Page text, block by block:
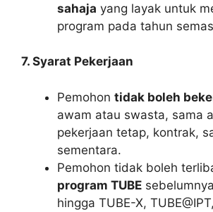
sahaja yang layak untuk
program pada tahun
7. Syarat Pekerjaan
Pemohon tidak boleh
awam atau swasta, sama
pekerjaan tetap, kontrak,
sementara.
Pemohon tidak boleh
program TUBE
hingga TUBE-X, TUBE@IPT,